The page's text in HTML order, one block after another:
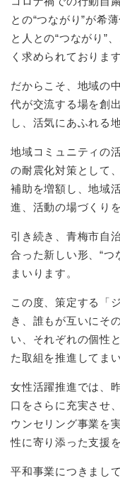
との“つながり”が希
と人との“つながり”
く求められております
だからこそ、地域の
代が交流する場を創
し、活気にあふれる
地域コミュニティの
の耐震化対策として
補助を増額し、地域
進、活動の場づくり
引き続き、青梅市自
合った新しい形、“つ
まいります。
この度、策定する「
き、誰もが互いにそ
い、それぞれの個性
た取組を推進してま
女性活躍推進では、
口をさらに充実させ
ウンセリング事業を
性に寄り添った支援
平和事業につきまし